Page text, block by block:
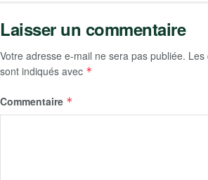
Laisser un commentaire
Votre adresse e-mail ne sera pas publiée. Les
sont indiqués avec *
Commentaire *